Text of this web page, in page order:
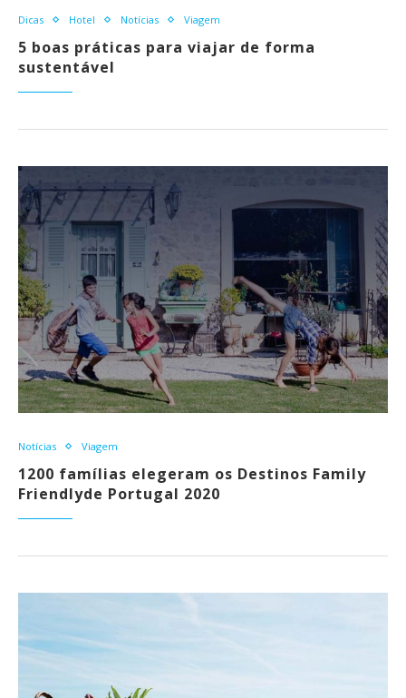
Dicas Hotel Notícias Viagem
5 boas práticas para viajar de forma
sustentável
Notícias Viagem
1200 famílias elegeram os Destinos Family
Friendlyde Portugal 2020